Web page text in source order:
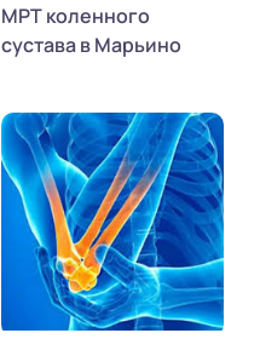
МРТ коленного
сустава в Марьино